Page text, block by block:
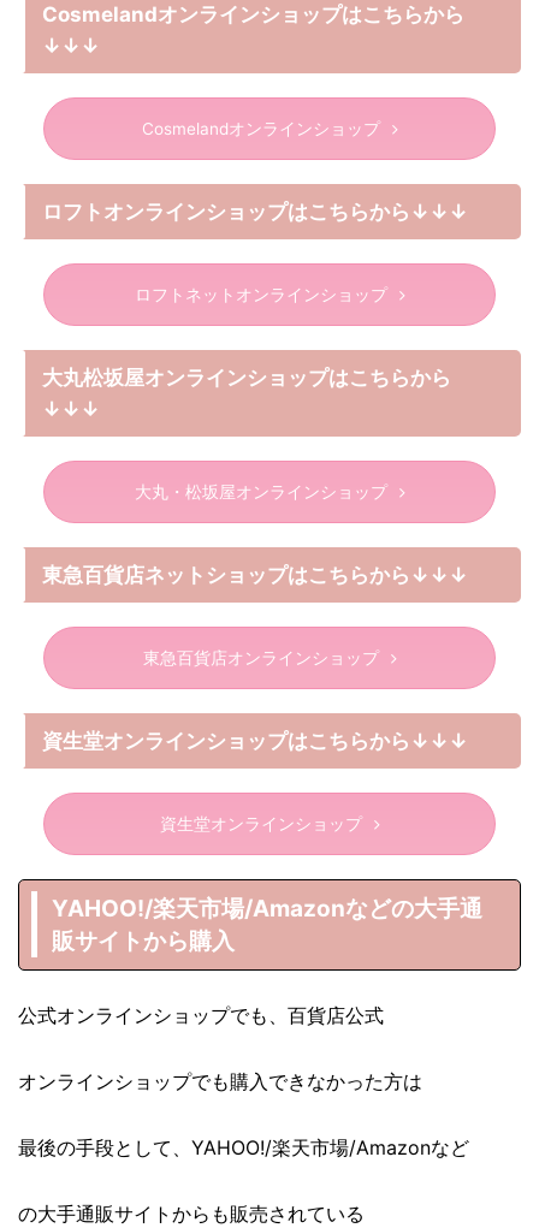
Cosmelandオンラインショップはこちらから
↓↓↓
Cosmelandオンラインショップ
ロフトオンラインショップはこちらから↓↓↓
ロフトネットオンラインショップ
大丸松坂屋オンラインショップはこちらから
↓↓↓
大丸・松坂屋オンラインショップ
東急百貨店ネットショップはこちらから↓↓↓
東急百貨店オンラインショップ
資生堂オンラインショップはこちらから↓↓↓
資生堂オンラインショップ
YAHOO!/楽天市場/Amazonなどの大手通
販サイトから購入
公式オンラインショップでも、百貨店公式
オンラインショップでも購入できなかった方は
最後の手段として、YAHOO!/楽天市場/Amazonなど
の大手通販サイトからも販売されている